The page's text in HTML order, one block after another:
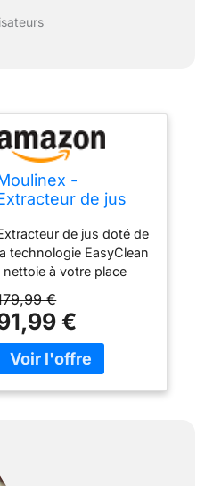
-
de jus
- Grisde jus doté de
technologie EasyClean
nettoie à votre place
du temps, sans effort
de pressage
froid : extraction
efficace de jus sans
tactile intuitif avec
€
€